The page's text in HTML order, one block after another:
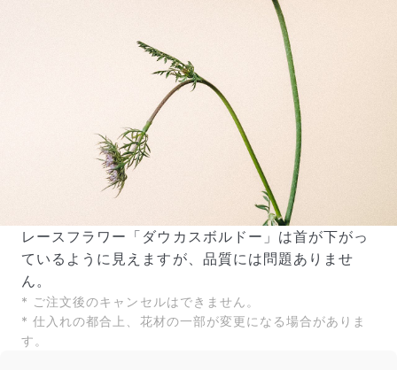
不備があった場合は、些細なことでもお気軽にサポート
までご連絡ください。ご返金にて補償いたします。
写真と同じものが届く？
商品ページに掲載している写真は、実際にお届けする商
品を撮影したものです。お花は生き物なので、どうして
も色味やサイズ・咲き方に個体差はありますが、できる
レースフラワー「ダウカスボルドー」は首が下がっ
ているように見えますが、品質には問題ありませ
ん。
* ご注文後のキャンセルはできません。
* 仕入れの都合上、花材の一部が変更になる場合がありま
す。